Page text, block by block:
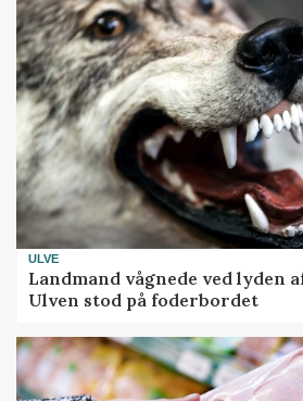
ULVE
Landmand vågnede ved lyden
Ulven stod på foderbordet